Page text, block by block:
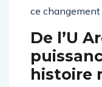
l’histoire de ce
De l’U